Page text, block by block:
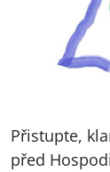
Přistupte,
před